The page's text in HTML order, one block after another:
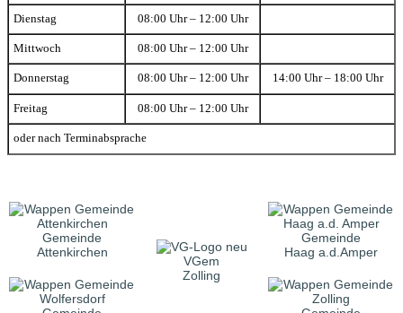
Dienstag 08:00 Uhr – 12:00 Uhr
Mittwoch 08:00 Uhr – 12:00 Uhr
Donnerstag 08:00 Uhr – 12:00 Uhr 14:00 Uhr – 18:00 Uhr
Freitag 08:00 Uhr – 12:00 Uhr
oder nach Terminabsprache
Gemeinde
Attenkirchen
VGem
Zolling
Gemeinde
Haag a.d.Amper